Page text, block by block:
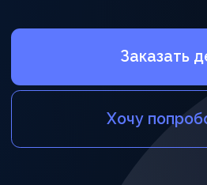
Задачи, которые
мы решим